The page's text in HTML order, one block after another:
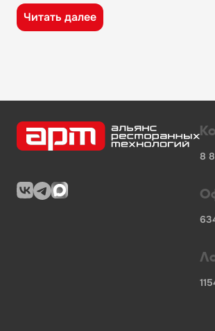
Преимущества компании «Альянс
широкий ассортимент
Бренд - Hicold
Напряжение
Длина НЕТТО, мм
Читать далее
8